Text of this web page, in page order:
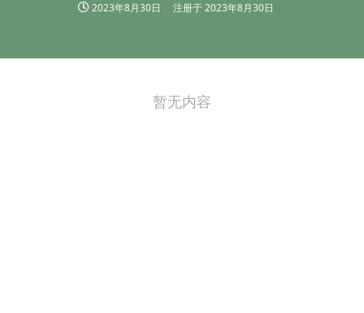
2023年8月30日 注册于2023年8月30日
暂无内容